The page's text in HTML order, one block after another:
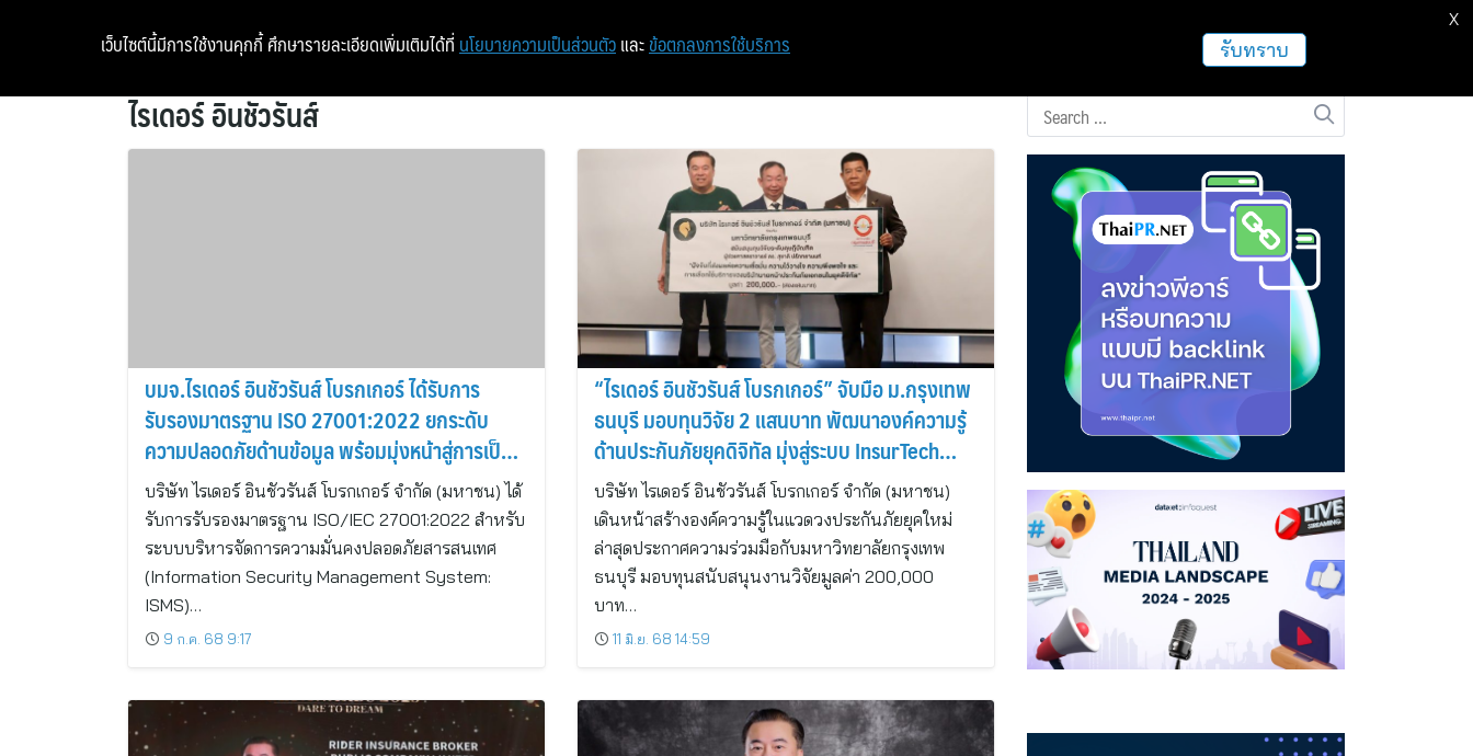
หน้าแรก ท่องเที่ยว ฝากข่าวประชาสัมพันธ์
ไรเดอร์ อินชัวรันส์
บมจ.ไรเดอร์ อินชัวรันส์ โบรกเกอร์ ได้รับการ
รับรองมาตรฐาน ISO 27001:2022 ยกระดับ
ความปลอดภัยด้านข้อมูล พร้อมมุ่งหน้าสู่การเป็น
ผู้นำในตลาด Insur tech
บริษัท ไรเดอร์ อินชัวรันส์ โบรกเกอร์ จำกัด (มหาชน) ได้
รับการรับรองมาตรฐาน ISO/IEC 27001:2022 สำหรับ
ระบบบริหารจัดการความมั่นคงปลอดภัยสารสนเทศ
(Information Security Management System:
ISMS)…
9 ก.ค. 68 9:17
“ไรเดอร์ อินชัวรันส์ โบรกเกอร์” จับมือ ม.กรุงเทพ
ธนบุรี มอบทุนวิจัย 2 แสนบาท พัฒนาองค์ความรู้
ด้านประกันภัยยุคดิจิทัล มุ่งสู่ระบบ InsurTech
อย่างยั่งยืน
บริษัท ไรเดอร์ อินชัวรันส์ โบรกเกอร์ จำกัด (มหาชน)
เดินหน้าสร้างองค์ความรู้ในแวดวงประกันภัยยุคใหม่
ล่าสุดประกาศความร่วมมือกับมหาวิทยาลัยกรุงเทพ
ธนบุรี มอบทุนสนับสนุนงานวิจัยมูลค่า 200,000
บาท…
11 มิ.ย. 68 14:59
เว็บไซต์นี้มีการใช้งานคุกกี้ ศึกษารายละเอียดเพิ่มเติมได้ที่ นโยบายความเป็นส่วนตัว และ ข้อตกลงการใช้บริการ รับทราบ
X